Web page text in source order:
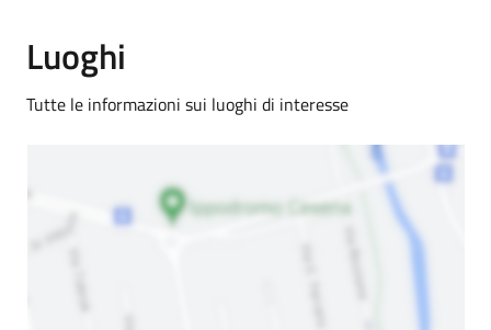
Luoghi
Tutte le informazioni sui luoghi di interesse